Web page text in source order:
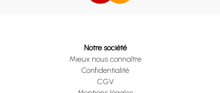
Notre société
Mieux nous connaître
Confidentialité
CGV